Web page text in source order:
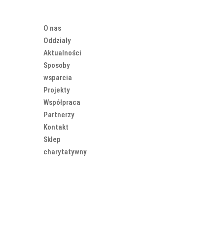
O nas
Oddziały
Aktualności
Sposoby
wsparcia
Projekty
Współpraca
Partnerzy
Kontakt
Sklep
charytatywny